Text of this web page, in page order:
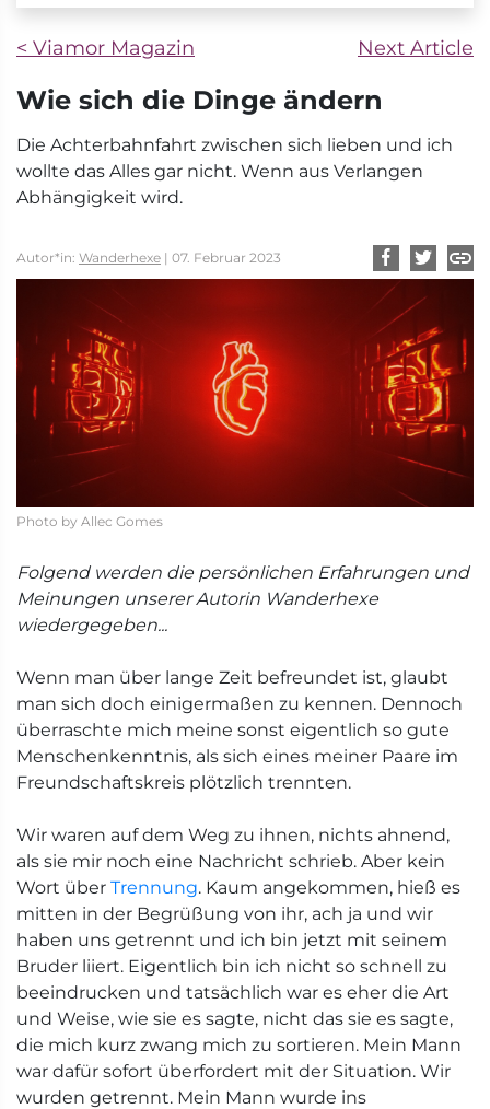
< Viamor Magazin Next Article
Wie sich die Dinge ändern
Die Achterbahnfahrt zwischen sich lieben und ich
wollte das Alles gar nicht. Wenn aus Verlangen
Abhängigkeit wird.
Autor*in: Wanderhexe | 07. Februar 2023
Photo by Allec Gomes
Folgend werden die persönlichen Erfahrungen und
Meinungen unserer Autorin Wanderhexe
wiedergegeben...
Wenn man über lange Zeit befreundet ist, glaubt
man sich doch einigermaßen zu kennen. Dennoch
überraschte mich meine sonst eigentlich so gute
Menschenkenntnis, als sich eines meiner Paare im
Freundschaftskreis plötzlich trennten.
Wir waren auf dem Weg zu ihnen, nichts ahnend,
als sie mir noch eine Nachricht schrieb. Aber kein
Wort über Trennung. Kaum angekommen, hieß es
mitten in der Begrüßung von ihr, ach ja und wir
haben uns getrennt und ich bin jetzt mit seinem
Bruder liiert. Eigentlich bin ich nicht so schnell zu
beeindrucken und tatsächlich war es eher die Art
und Weise, wie sie es sagte, nicht das sie es sagte,
die mich kurz zwang mich zu sortieren. Mein Mann
war dafür sofort überfordert mit der Situation. Wir
wurden getrennt. Mein Mann wurde ins